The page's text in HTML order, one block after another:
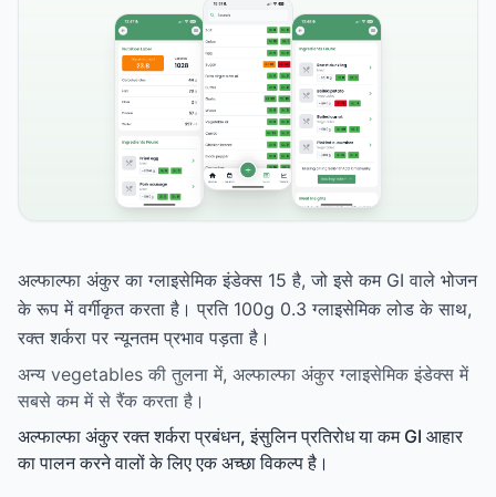
अल्फाल्फा अंकुर का ग्लाइसेमिक इंडेक्स 15 है, जो इसे कम GI वाले भोजन
के रूप में वर्गीकृत करता है। प्रति 100g 0.3 ग्लाइसेमिक लोड के साथ,
रक्त शर्करा पर न्यूनतम प्रभाव पड़ता है।
अन्य vegetables की तुलना में, अल्फाल्फा अंकुर ग्लाइसेमिक इंडेक्स में
सबसे कम में से रैंक करता है।
अल्फाल्फा अंकुर रक्त शर्करा प्रबंधन, इंसुलिन प्रतिरोध या कम GI आहार
का पालन करने वालों के लिए एक अच्छा विकल्प है।